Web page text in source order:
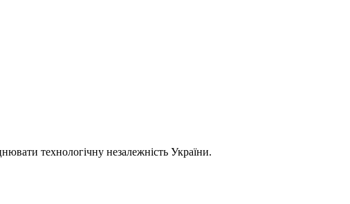
технологічну незалежність України.